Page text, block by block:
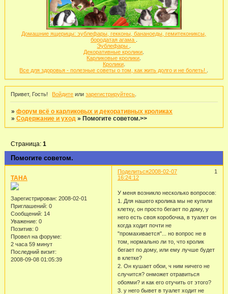
Домашние ящерицы: эублефары, гекконы, бананоеды, гемитекониксы,
бородатая агама
Эублефары
Декоративные кролики
Карликовые кролики
Кролики.
Все для здоровья - полезные советы о том, как жить долго и не болеть!
Привет, Гость! Войдите илизарегистрируйтесь
»форум всё о карликовых и декоративных кроликах
»Содержание и уход » Помогите советом.>>
Помогите советом.
Страница:1
Поделиться 1
2008-02-07
16:24:12
TAHA
Зарегистрирован: 2008-02-01
Приглашений: 0
Сообщений: 14
Уважение: 0
Позитив: 0
Провел на форуме:
2 часа 59 минут
Последний визит:
2008-09-08 01:05:39
У меня возникло несколько вопросов:
1. Для нашего кролика мы не купили
клетку, он просто бегает по дому, у
него есть своя коробочка, в туалет он
когда ходит почти не
"промахивается"... но вопрос не в
том, нормально ли то, что кролик
бегает по дому, или ему лучше будет
в клетке?
2. Он кушает обои, ч ним ничего не
случится? онможет отравиться
обоями? и как его отучить от этого?
3. у него бывет в туалет ходит не